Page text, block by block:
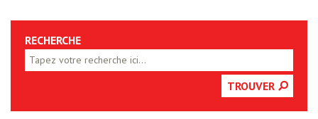
RECHERCHE
TROUVER